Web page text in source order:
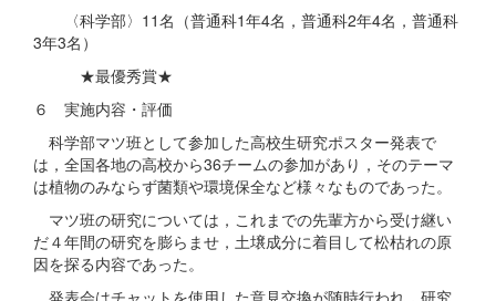
〈科学部〉11名（普通科1年4名，普通科2年4名，普通科
3年3名）
★最優秀賞★
６ 実施内容・評価
科学部マツ班として参加した高校生研究ポスター発表で
は，全国各地の高校から36チームの参加があり，そのテーマ
は植物のみならず菌類や環境保全など様々なものであった。
マツ班の研究については，これまでの先輩方から受け継い
だ４年間の研究を膨らませ，土壌成分に着目して松枯れの原
因を探る内容であった。